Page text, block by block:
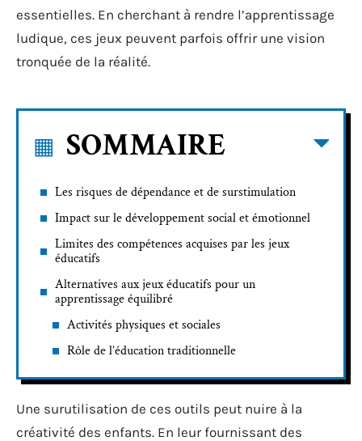
essentielles. En cherchant à rendre l’apprentissage
ludique, ces jeux peuvent parfois offrir une vision
tronquée de la réalité.
SOMMAIRE
Les risques de dépendance et de surstimulation
Impact sur le développement social et émotionnel
Limites des compétences acquises par les jeux
éducatifs
Alternatives aux jeux éducatifs pour un
apprentissage équilibré
Activités physiques et sociales
Rôle de l’éducation traditionnelle
Une surutilisation de ces outils peut nuire à la
créativité des enfants. En leur fournissant des